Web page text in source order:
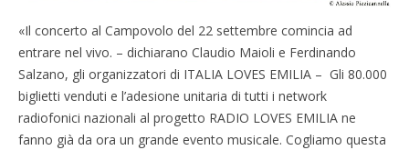
«Il concerto al Campovolo del 22 settembre comincia ad
entrare nel vivo. – dichiarano Claudio Maioli e Ferdinando
Salzano, gli organizzatori di ITALIA LOVES EMILIA – Gli 80.000
biglietti venduti e l’adesione unitaria di tutti i network
radiofonici nazionali al progetto RADIO LOVES EMILIA ne
fanno già da ora un grande evento musicale. Cogliamo questa